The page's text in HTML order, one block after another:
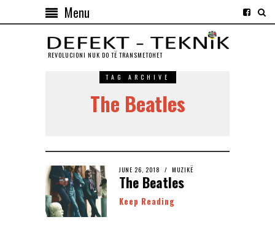
Menu
REVOLUCIONI NUK DO TЁ TRANSMETOHET
TAG ARCHIVE
The Beatles
JUNE 26, 2018 MUZIKË
The Beatles
Keep Reading